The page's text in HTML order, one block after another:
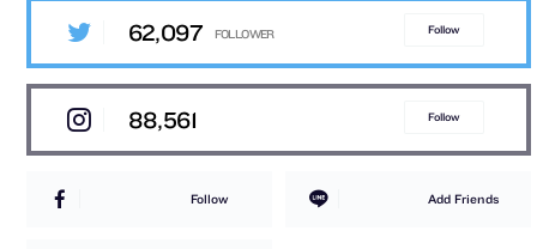
62,097 Follow
88,561 Follow
Follow Add Friends